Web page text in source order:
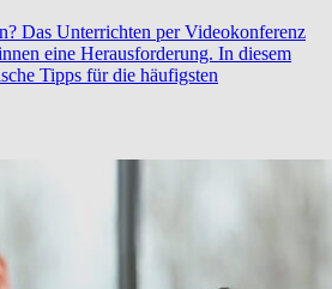
Das Unterrichten per Videokonferenz
eine Herausforderung. In diesem
Tipps für die häufigsten